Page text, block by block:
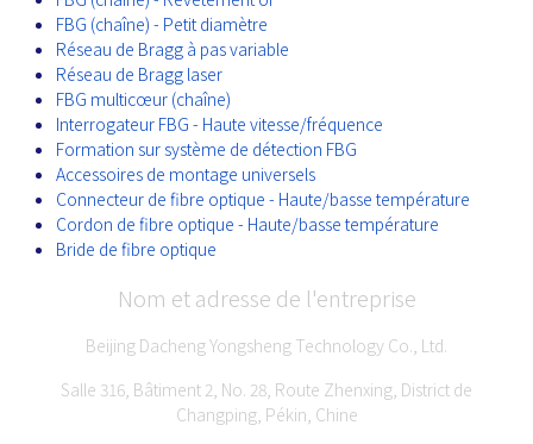
FBG (chaîne) - Petit diamètre
Réseau de Bragg à pas variable
Réseau de Bragg laser
FBG multicœur (chaîne)
Interrogateur FBG - Haute vitesse/fréquence
Formation sur système de détection FBG
Accessoires de montage universels
Connecteur de fibre optique - Haute/basse température
Cordon de fibre optique - Haute/basse température
Bride de fibre optique
Nom et adresse de l'entreprise
Beijing Dacheng Yongsheng Technology Co., Ltd.
Salle 316, Bâtiment 2, No. 28, Route Zhenxing, District de
Changping, Pékin, Chine